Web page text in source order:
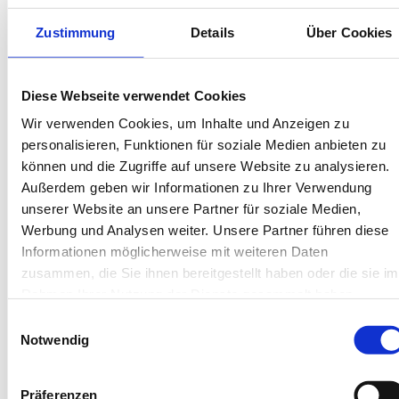
Zustimmung Details Über Cookies
Diese Webseite verwendet Cookies
Wir verwenden Cookies, um Inhalte und Anzeigen zu
personalisieren, Funktionen für soziale Medien anbieten zu
können und die Zugriffe auf unsere Website zu analysieren.
Außerdem geben wir Informationen zu Ihrer Verwendung
unserer Website an unsere Partner für soziale Medien,
Werbung und Analysen weiter. Unsere Partner führen diese
Informationen möglicherweise mit weiteren Daten
zusammen, die Sie ihnen bereitgestellt haben oder die sie im
Notwendig
Präferenzen
Kartenzahlung möglich
Endreinigung inklusive
Wäschepakete inklusive
Gäste-App mit digitalen Bonusprogrammen
Neue Str. 39, 26757 Borkum
Objekt-Nr.: 4150003
Diese Unterkunft teilen: